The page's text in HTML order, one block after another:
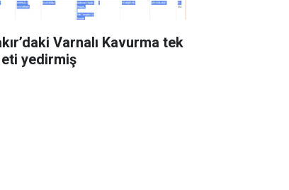
Varnalı Kavurma tek
eti yedirmiş